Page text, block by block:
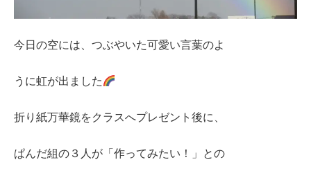
今日の空には、つぶやいた可愛い言葉のよ
うに虹が出ました
折り紙万華鏡をクラスへプレゼント後に、
ぱんだ組の３人が「作ってみたい！」との